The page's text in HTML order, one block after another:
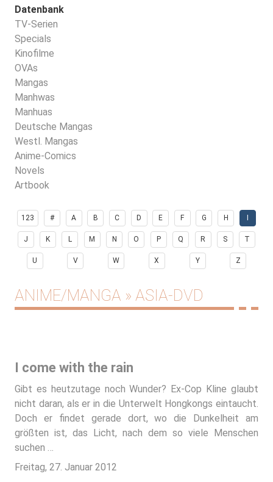
Datenbank
TV-Serien
Specials
Kinofilme
OVAs
Mangas
Manhwas
Manhuas
Deutsche Mangas
Westl. Mangas
Anime-Comics
Novels
Artbook
123 # A B C D E F G H
J K L M N O P Q R S T
U V W X Y Z
ANIME/MANGA » ASIA-DVD
I come with the rain
Gibt es heutzutage noch Wunder? Ex-Cop Kline glaubt
nicht daran, als er in die Unterwelt Hongkongs eintaucht.
Doch er findet gerade dort, wo die Dunkelheit am
größten ist, das Licht, nach dem so viele Menschen
suchen …
Freitag, 27. Januar 2012